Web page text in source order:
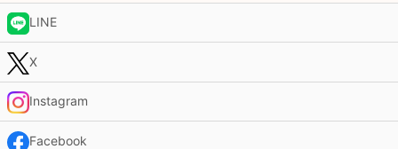
LINE
X
Instagram
Facebook